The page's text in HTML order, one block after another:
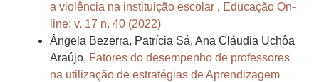
a violência na instituição escolar , Educação On-
line: v. 17 n. 40 (2022)
Ângela Bezerra, Patrícia Sá, Ana Cláudia Uchôa
Araújo, Fatores do desempenho de professores
na utilização de estratégias de Aprendizagem